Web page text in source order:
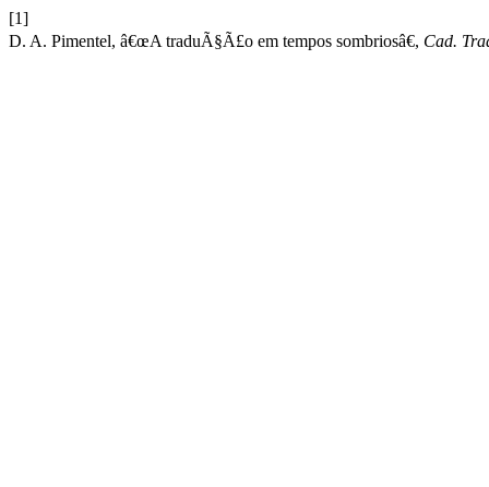
[1]
D. A. Pimentel, â€œA traduÃ§Ã£o em tempos sombriosâ€, Cad.